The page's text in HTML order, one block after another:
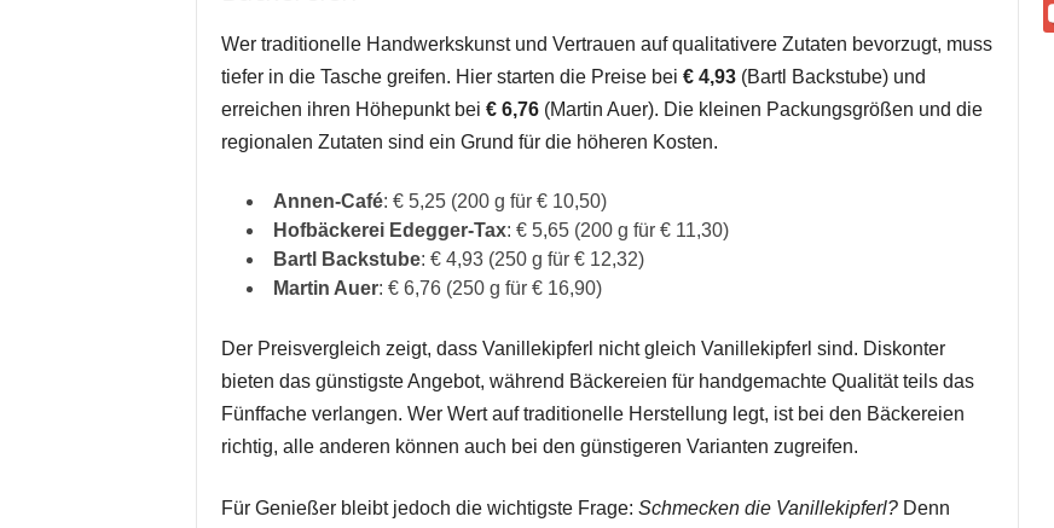
Wer traditionelle Handwerkskunst und Vertrauen auf qualitativere Zutaten bevorzugt, muss
tiefer in die Tasche greifen. Hier starten die Preise bei € 4,93(Bartl Backstube) und
erreichen ihren Höhepunkt bei € 6,76(Martin Auer). Die kleinen Packungsgrößen und die
regionalen Zutaten sind ein Grund für die höheren Kosten.
Annen-Café: € 5,25 (200 g für € 10,50)
Hofbäckerei Edegger-Tax: € 5,65 (200 g für € 11,30)
Bartl Backstube: € 4,93 (250 g für € 12,32)
Martin Auer: € 6,76 (250 g für € 16,90)
Der Preisvergleich zeigt, dass Vanillekipferl nicht gleich Vanillekipferl sind. Diskonter
bieten das günstigste Angebot, während Bäckereien für handgemachte Qualität teils das
Fünffache verlangen. Wer Wert auf traditionelle Herstellung legt, ist bei den Bäckereien
richtig, alle anderen können auch bei den günstigeren Varianten zugreifen.
Für Genießer bleibt jedoch die wichtigste Frage: Schmecken die Vanillekipferl?Denn